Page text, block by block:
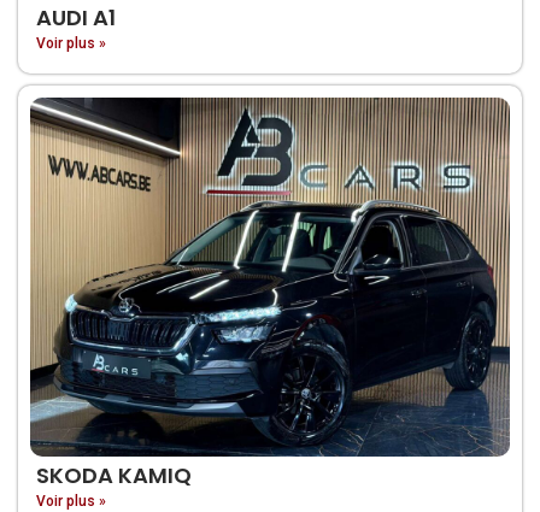
AUDI A1
Voir plus »
SKODA KAMIQ
Voir plus »